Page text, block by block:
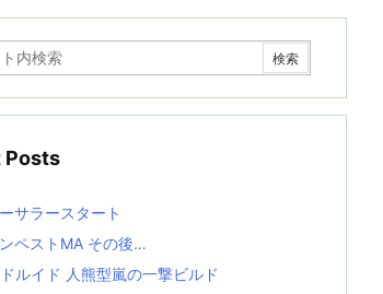
Posts
サラースタート
ペストMA その後…
ルイド 人熊型嵐の一撃ビルド